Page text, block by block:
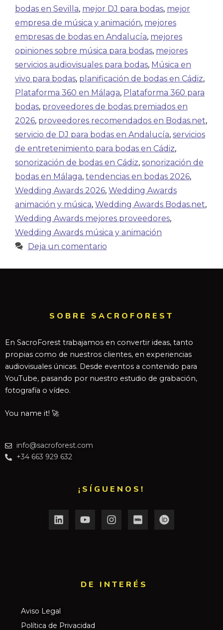
bodas en Sevilla, mejor DJ para bodas, mejor
empresa de música y animación, mejores
empresas de bodas en Andalucía, mejores
opiniones sobre música para bodas, mejores
servicios audiovisuales para bodas, Música en
vivo para bodas, planificación de bodas en Cádiz,
Plataforma 360 en Málaga, Plataforma 360 para
bodas, proveedores de bodas premiados en
2026, proveedores recomendados en Bodas.net,
servicio de DJ para bodas en Andalucía, servicios
de entretenimiento para bodas en Cádiz,
sonorización de bodas en Cádiz, sonorización de
bodas en Málaga, tendencias en bodas 2026,
Wedding Awards 2026, Wedding Awards
animación y música, Wedding Awards Bodas.net,
Wedding Awards mejores proveedores,
Wedding Awards música y animación
Deja un comentario
SOBRE SACROFOREST
En SacroForest trabajamos en convertir ideas, tanto
propias como de nuestros clientes, en experiencias
audiovisuales únicas. Desde eventos a contenido para
YouTube, pasando por nuestro estudio de grabación,
fotografía o vídeo.
You name it! 🚀
info@sacroforest.com
+34 663 929 632
¡SÍGUENOS!
DE INTERÉS​
Aviso Legal
Política de Privacidad